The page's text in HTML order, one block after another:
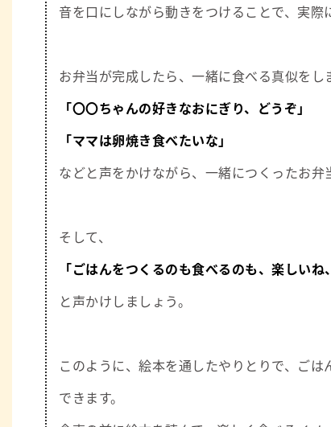
音を口にしながら動きをつけることで、実際
お弁当が完成したら、一緒に食べる真似をし
「〇〇ちゃんの好きなおにぎり、どうぞ」
「ママは卵焼き食べたいな」
などと声をかけながら、一緒につくったお弁
そして、
「ごはんをつくるのも食べるのも、楽しいね
と声かけしましょう。
このように、絵本を通したやりとりで、ご
できます。